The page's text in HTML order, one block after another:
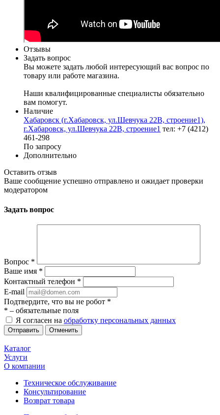
Отзывы
Задать вопрос
Вы можете задать любой интересующий вас вопрос по
товару или работе магазина.
Наши квалифицированные специалисты обязательно
вам помогут.
Наличие
Хабаровск (г.Хабаровск, ул.Шевчука 22В, строение1),
г.Хабаровск, ул.Шевчука 22В, строение1 тел: +7 (4212)
461-298
По запросу
Дополнительно
Оставить отзыв
Ваше сообщение успешно отправлено и ожидает проверки
модератором
Задать вопрос
Вопрос *
Ваше имя *
Контактный телефон *
E-mail
Подтвердите, что вы не робот *
* – обязательные поля
Я согласен на обработку персональных данных
Отменить
Каталог
Услуги
О компании
Техническое обслуживание
Консультирование
Возврат товара